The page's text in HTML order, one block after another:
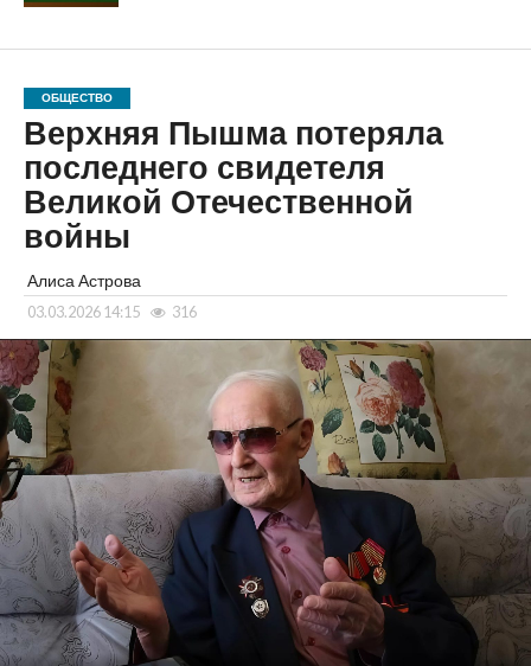
ОБЩЕСТВО
Верхняя Пышма потеряла
последнего свидетеля
Великой Отечественной
войны
Алиса Астрова
03.03.2026 14:15 316